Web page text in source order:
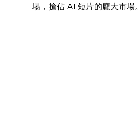
場，搶佔 AI 短片的龐大市場。